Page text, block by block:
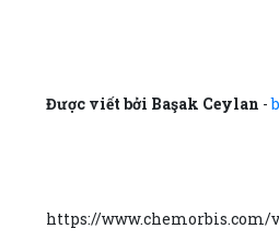
Được viết bởi Başak Ceylan -
https://www.chemorbis.com/